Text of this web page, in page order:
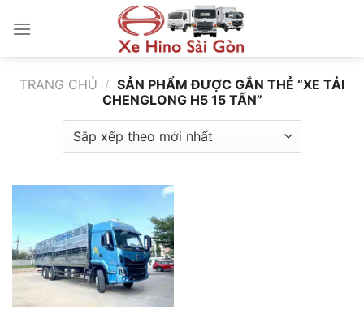
qua
TRANG CHỦ / SẢN PHẨM ĐƯỢC GẮN THẺ “XE TẢI
CHENGLONG H5 15 TẤN”